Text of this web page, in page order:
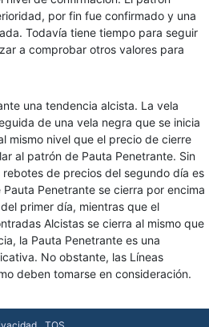
por fin fue confirmado y una
Todavía tiene tiempo para seguir
a comprobar otros valores para
una tendencia alcista. La vela
de una vela negra que se inicia
mismo nivel que el precio de cierre
al patrón de Pauta Penetrante. Sin
de precios del segundo día es
Penetrante se cierra por encima
primer día, mientras que el
Alcistas se cierra al mismo que
la Pauta Penetrante es una
No obstante, las Líneas
deben tomarse en consideración.